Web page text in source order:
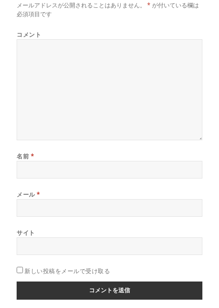
メールアドレスが公開されることはありません。 * が付いている欄は
必須項目です
コメント
名前 *
メール*
サイト
新しい投稿をメールで受け取る